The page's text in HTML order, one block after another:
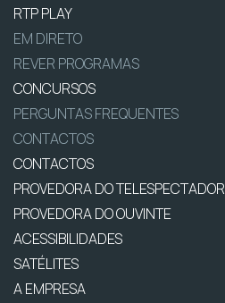
RTP PLAY
EM DIRETO
REVER PROGRAMAS
CONCURSOS
PERGUNTAS FREQUENTES
CONTACTOS
CONTACTOS
PROVEDORA DO TELESPECTADOR
PROVEDORA DO OUVINTE
ACESSIBILIDADES
SATÉLITES
A EMPRESA